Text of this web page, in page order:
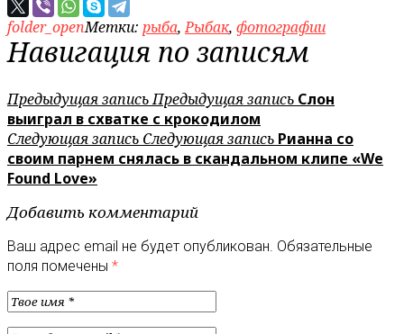
folder_openМетки: рыба,Рыбак, фотографии
Навигация по записям
Предыдущая записьПредыдущая запись Слон
выиграл в схватке с крокодилом
Следующая запись Следующая запись Рианна со
своим парнем снялась в скандальном клипе «We
Found Love»
Добавить комментарий
Ваш адрес email не будет опубликован. Обязательные
поля помечены *